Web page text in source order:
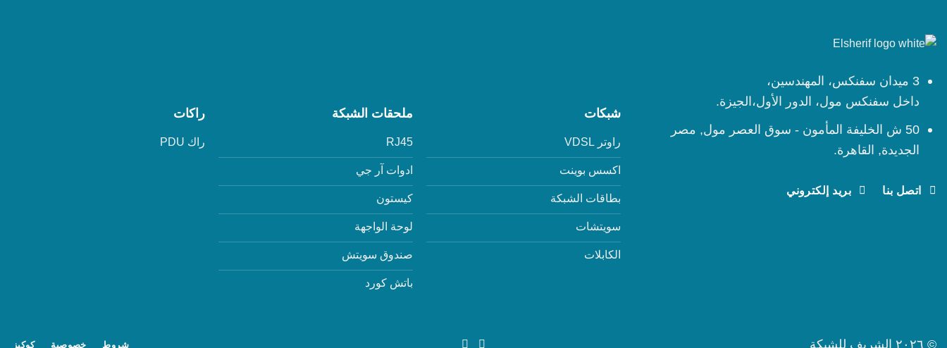
3 ميدان سفنكس، المهندسين،
داخل سفنكس مول، الدور الأول،الجيزة.
50 ش الخليفة المأمون - سوق العصر مول, مصر
الجديدة, القاهرة.
اتصل بنا بريد إلكتروني
شبكات
راوتر VDSL
اكسس بوينت
بطاقات الشبكة
سويتشات
الكابلات
ملحقات الشبكة
RJ45
ادوات آر جي
كيستون
لوحة الواجهة
صندوق سويتش
باتش كورد
راكات
راك PDU
© ٢٠٢٦ الشريف للشبكة شروط خصوصية كوكيز